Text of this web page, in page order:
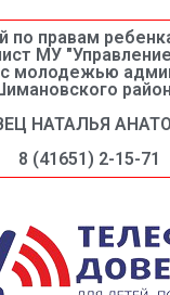
по правам
МУ
с молодежью
НАТАЛЬЯ
8 (41651) 2-15-71